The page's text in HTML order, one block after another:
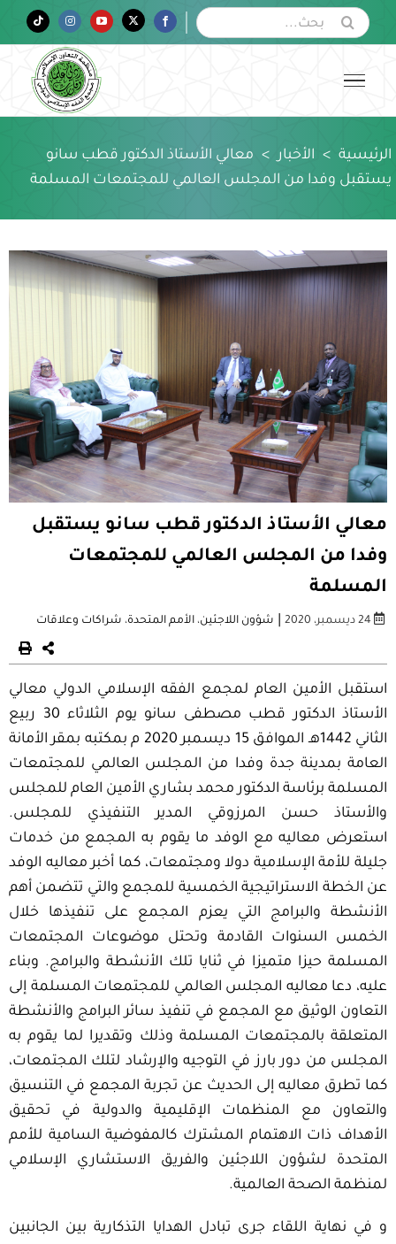
البحث
عن:
Facebook
Twitter
YouTube
Instagram
Tiktok
الرئيسية > الأخبار > معالي الأستاذ الدكتور قطب سانو
يستقبل وفدا من المجلس العالمي للمجتمعات المسلمة
معالي الأستاذ الدكتور قطب سانو يستقبل
وفدا من المجلس العالمي للمجتمعات
المسلمة
24 ديسمبر، 2020 | شؤون اللاجئين، الأمم المتحدة، شراكات وعلاقات
استقبل الأمين العام لمجمع الفقه الإسلامي الدولي معالي
الأستاذ الدكتور قطب مصطفى سانو يوم الثلاثاء 30 ربيع
الثاني 1442هـ الموافق 15 ديسمبر 2020 م بمكتبه بمقر الأمانة
العامة بمدينة جدة وفدا من المجلس العالمي للمجتمعات
المسلمة برئاسة الدكتور محمد بشاري الأمين العام للمجلس
والأستاذ حسن المرزوقي المدير التنفيذي للمجلس.
استعرض معاليه مع الوفد ما يقوم به المجمع من خدمات
جليلة للأمة الإسلامية دولا ومجتمعات، كما أخبر معاليه الوفد
عن الخطة الاستراتيجية الخمسية للمجمع والتي تتضمن أهم
الأنشطة والبرامج التي يعزم المجمع على تنفيذها خلال
الخمس السنوات القادمة وتحتل موضوعات المجتمعات
المسلمة حيزا متميزا في ثنايا تلك الأنشطة والبرامج. وبناء
عليه، دعا معاليه المجلس العالمي للمجتمعات المسلمة إلى
التعاون الوثيق مع المجمع في تنفيذ سائر البرامج والأنشطة
المتعلقة بالمجتمعات المسلمة وذلك وتقديرا لما يقوم به
المجلس من دور بارز في التوجيه والإرشاد لتلك المجتمعات،
كما تطرق معاليه إلى الحديث عن تجربة المجمع في التنسيق
والتعاون مع المنظمات الإقليمية والدولية في تحقيق
الأهداف ذات الاهتمام المشترك كالمفوضية السامية للأمم
المتحدة لشؤون اللاجئين والفريق الاستشاري الإسلامي
لمنظمة الصحة العالمية.
و في نهاية اللقاء جرى تبادل الهدايا التذكارية بين الجانبين